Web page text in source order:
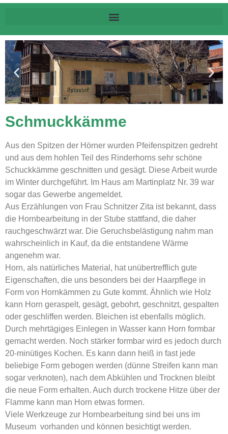
Schmuckkämme
Aus den Spitzen der Hörner wurden Pfeifenspitzen gedreht
und aus dem hohlen Teil des Rinderhorns sehr schöne
Schuckkämme geschnitten und gesägt. Diese Arbeit wurde
im Winter durchgeführt. Im Haus am Martinplatz Nr. 39 war
sogar das Gewerbe angemeldet.
Aus Erzählungen von Frau Schnitzer Zita ist bekannt, dass
die Hornbearbeitung in der Stube stattfand, die daher
rauchgeschwärzt war. Die Geruchsbelästigung nahm man
wahrscheinlich in Kauf, da die entstandene Wärme
angenehm war.
Horn, als natürliches Material, hat unübertrefflich gute
Eigenschaften, die uns besonders bei der Haarpflege in
Form von Hornkämmen zu Gute kommt. Ähnlich wie Holz
kann Horn geraspelt, gesägt, gebohrt, geschnitzt, gespalten
oder geschliffen werden. Bleichen ist ebenfalls möglich.
Durch mehrtägiges Einlegen in Wasser kann Horn formbar
gemacht werden. Noch stärker formbar wird es jedoch durch
20-minütiges Kochen. Es kann dann heiß in fast jede
beliebige Form gebogen werden (dünne Streifen kann man
sogar verknoten), nach dem Abkühlen und Trocknen bleibt
die neue Form erhalten. Auch durch trockene Hitze über der
Flamme kann man Horn etwas formen.
Viele Werkzeuge zur Hornbearbeitung sind bei uns im
Museum vorhanden und können besichtigt werden.